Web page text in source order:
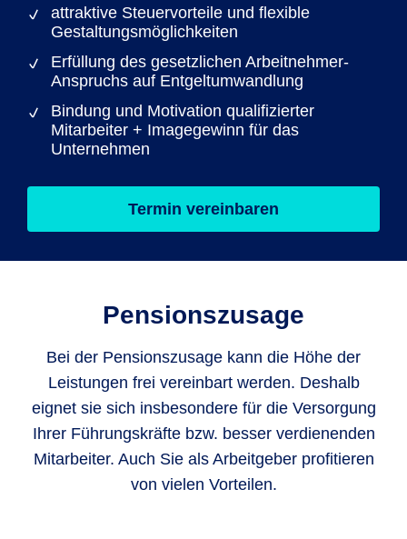
attraktive Steuervorteile und flexible
Gestaltungsmöglichkeiten
Erfüllung des gesetzlichen Arbeitnehmer-
Anspruchs auf Entgeltumwandlung
Bindung und Motivation qualifizierter
Mitarbeiter + Imagegewinn für das
Unternehmen
Termin vereinbaren
Pensionszusage
Bei der Pensionszusage kann die Höhe der
Leistungen frei vereinbart werden. Deshalb
eignet sie sich insbesondere für die Versorgung
Ihrer Führungskräfte bzw. besser verdienenden
Mitarbeiter. Auch Sie als Arbeitgeber profitieren
von vielen Vorteilen.